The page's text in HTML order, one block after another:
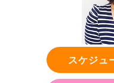
スケジュ